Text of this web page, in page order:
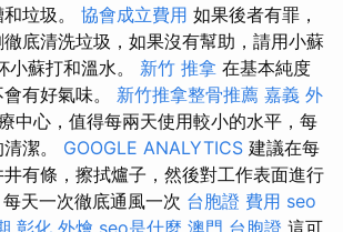
垃圾。 協會成立費用 如果後者有罪，
底清洗垃圾，如果沒有幫助，請用小蘇
蘇打和溫水。 新竹 推拿 在基本純度
有好氣味。 新竹推拿整骨推薦 嘉義 外
中心，值得每兩天使用較小的水平，每
潔。 GOOGLE ANALYTICS 建議在每
有條，擦拭爐子，然後對工作表面進行
每天一次徹底通風一次 台胞證 費用 seo
彰化 外燴 seo是什麼 澳門 台胞證 這可